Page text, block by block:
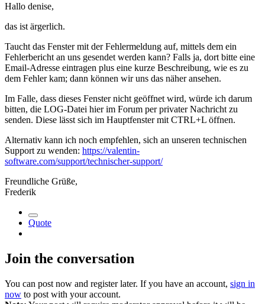
Hallo denise,
das ist ärgerlich.
Taucht das Fenster mit der Fehlermeldung auf, mittels dem ein
Fehlerbericht an uns gesendet werden kann? Falls ja, dort bitte eine
Email-Adresse eintragen plus eine kurze Beschreibung, wie es zu
dem Fehler kam; dann können wir uns das näher ansehen.
Im Falle, dass dieses Fenster nicht geöffnet wird, würde ich darum
bitten, die LOG-Datei hier im Forum per privater Nachricht zu
senden. Diese lässt sich im Hauptfenster mit CTRL+L öffnen.
Alternativ kann ich noch empfehlen, sich an unseren technischen
Support zu wenden: https://valentin-
software.com/support/technischer-support/
Freundliche Grüße,
Frederik
Quote
Join the conversation
You can post now and register later. If you have an account, sign in
now to post with your account.